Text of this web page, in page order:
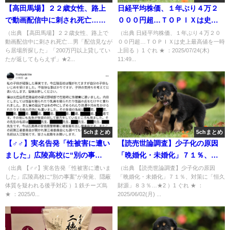
【高田馬場】２２歳女性、路上
で動画配信中に刺され死亡…男
「配信見ながら居場所探した」
「200万円以上貸していたが返し
てもらえず」★2 [ぐれ★]
（出典 【高田馬場】２２歳女性、路上で
動画配信中に刺され死亡…男「配信見なが
ら居場所探した」「200万円以上貸してい
たが返してもらえず」★2...
日経平均株価、１年ぶり４万２
０００円超…ＴＯＰＩＸは史上
最高値を一時上回る [ぐれ★]
（出典 日経平均株価、１年ぶり４万２０
００円超…ＴＯＰＩＸは史上最高値を一時
上回る ）1 ぐれ ★ ：2025/07/24(木)
11:49...
5chまとめ
【♂♂】実名告発「性被害に遭い
ました」広陵高校に“別の事
案”が発覚、隠蔽体質を疑われる
後手対応 [鉄チーズ烏★]
（出典 【♂♂】実名告発「性被害に遭いま
した」広陵高校に“別の事案”が発覚、隠蔽
体質を疑われる後手対応 ）1 鉄チーズ烏
★ ：2025/0...
5chまとめ
【読売世論調査】少子化の原因
「晩婚化・未婚化」７１％、対
策に「恒久財源」８３％…★2
[ぐれ★]
（出典 【読売世論調査】少子化の原因
「晩婚化・未婚化」７１％、対策に「恒久
財源」８３％…★2 ）1 ぐれ ★ ：
2025/06/02(月) ...